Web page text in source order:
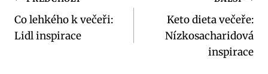
pro
Co lehkého k večeři:
Lidl inspirace
Keto dieta večeře:
Nízkosacharidová
inspirace